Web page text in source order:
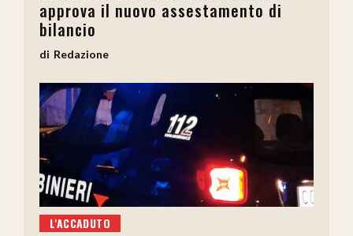
approva il nuovo assestamento di
bilancio
Redazione
L'ACCADUTO